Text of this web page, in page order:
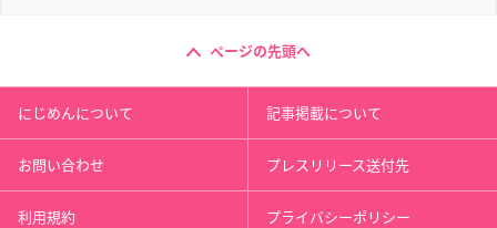
ページの先頭へ
にじめんについて 記事掲載について
お問い合わせ プレスリリース送付先
利用規約 プライバシーポリシー